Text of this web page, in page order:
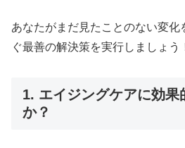
あなたがまだ見たことのない変化
ぐ最善の解決策を実行しましょう
1. エイジングケアに効果
か？